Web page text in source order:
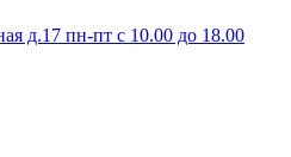
д.17 пн-пт с 10.00 до 18.00